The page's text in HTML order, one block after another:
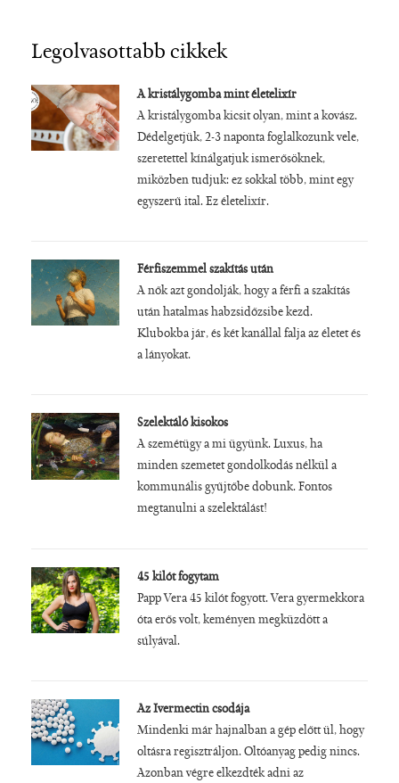
Legolvasottabb cikkek
A kristálygomba mint életelixír
A kristálygomba kicsit olyan, mint a kovász.
Dédelgetjük, 2-3 naponta foglalkozunk vele,
szeretettel kínálgatjuk ismerősöknek,
miközben tudjuk: ez sokkal több, mint egy
egyszerű ital. Ez életelixír.
Férfiszemmel szakítás után
A nők azt gondolják, hogy a férfi a szakítás
után hatalmas habzsidőzsibe kezd.
Klubokba jár, és két kanállal falja az életet és
a lányokat.
Szelektáló kisokos
A szemétügy a mi ügyünk. Luxus, ha
minden szemetet gondolkodás nélkül a
kommunális gyűjtőbe dobunk. Fontos
megtanulni a szelektálást!
45 kilót fogytam
Papp Vera 45 kilót fogyott. Vera gyermekkora
óta erős volt, keményen megküzdött a
súlyával.
Az Ivermectin csodája
Mindenki már hajnalban a gép előtt ül, hogy
oltásra regisztráljon. Oltóanyag pedig nincs.
Azonban végre elkezdték adni az